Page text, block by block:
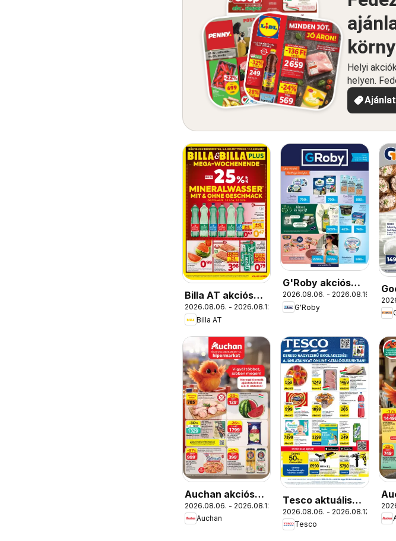
Helyi
helyen.
Billa AT akciós
újság
2026.08.06. - 2026.08.12.
Billa AT
G'Roby akciós
újság
2026.08.06. - 2026.08.19.
G'Roby
Auchan akciós
újság
2026.08.06. - 2026.08.12.
Auchan
Tesco aktuális
akciós újság
2026.08.06. - 2026.08.12.
Tesco